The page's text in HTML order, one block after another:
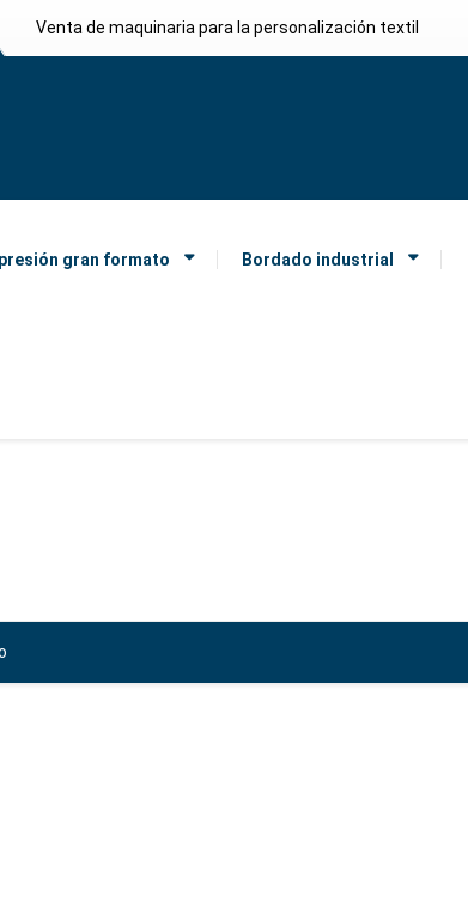
Venta de maquinaria para la personalización textil
gran formato Bordado industrial